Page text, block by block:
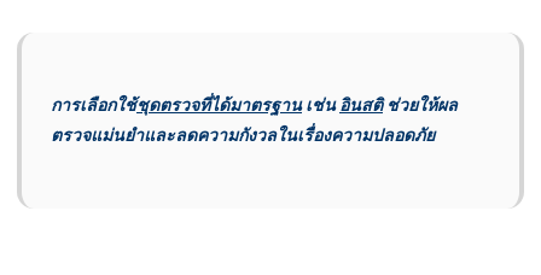
การเลือกใช้ชุดตรวจที่ได้มาตรฐานเช่นอินสติช่วยให้ผล
ตรวจแม่นยำและลดความกังวลในเรื่องความปลอดภัย